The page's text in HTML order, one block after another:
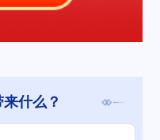
什么？